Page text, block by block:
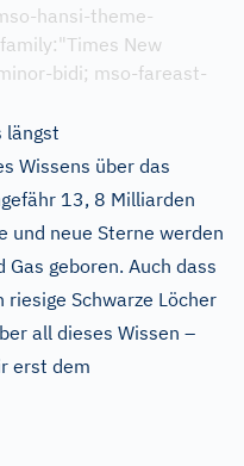
hansi-theme-
New
bidi; mso-fareast-
längst
Wissens über das
13, 8 Milliarden
und neue Sterne werden
geboren. Auch dass
Schwarze Löcher
all dieses Wissen –
erst dem